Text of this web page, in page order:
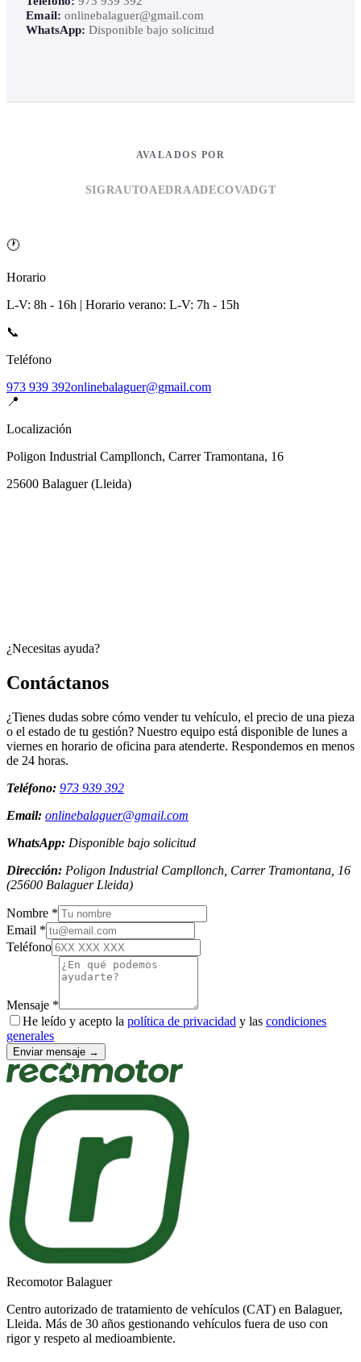
Email: onlinebalaguer@gmail.com
WhatsApp: Disponible bajo solicitud
AVALADOS POR
SIGRAUTOAEDRAADECOVADGT
🕐
Horario
L-V: 8h - 16h | Horario verano: L-V: 7h - 15h
📞
Teléfono
973 939 392onlinebalaguer@gmail.com
📍
Localización
Poligon Industrial Campllonch, Carrer Tramontana, 16
25600 Balaguer(Lleida)
¿Necesitas ayuda?
Contáctanos
¿Tienes dudas sobre cómo vender tu vehículo, el precio de una pieza
o el estado de tu gestión? Nuestro equipo está disponible de lunes a
viernes en horario de oficina para atenderte. Respondemos en menos
de 24 horas.
Teléfono: 973 939 392
Email: onlinebalaguer@gmail.com
WhatsApp: Disponible bajo solicitud
Dirección: Poligon Industrial Campllonch, Carrer Tramontana, 16
(25600 Balaguer Lleida)
Nombre *
Email *
Teléfono
Mensaje *
He leído y acepto la política de privacidad y las condiciones
generales
Enviar mensaje →
Recomotor Balaguer
Centro autorizado de tratamiento de vehículos (CAT) en Balaguer,
Lleida. Más de 30 años gestionando vehículos fuera de uso con
rigor y respeto al medioambiente.